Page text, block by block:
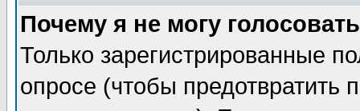
Почему я не могу
Только зарегистрированные
опросе (чтобы предотвратить